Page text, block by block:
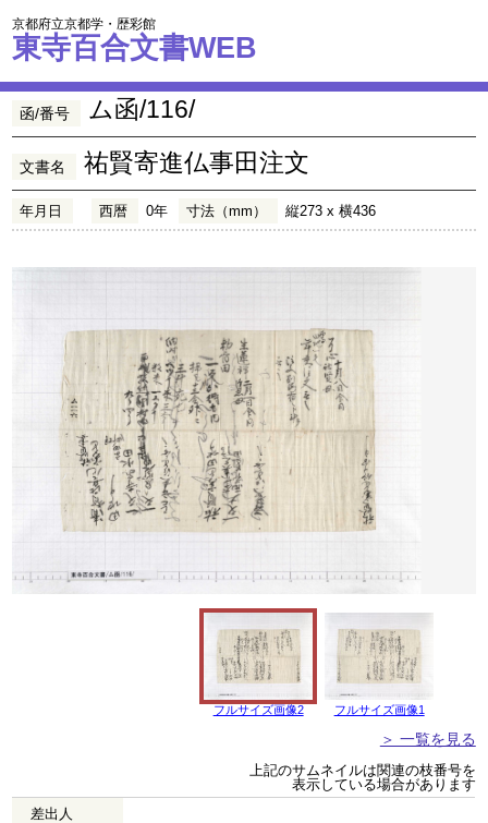
京都府立京都学・歴彩館
東寺百合文書WEB
函/番号 ム函/116/
文書名 祐賢寄進仏事田注文
年月日 西暦 0年 寸法（mm） 縦273 x 横436
フルサイズ画像2 フルサイズ画像1
＞ 一覧を見る
上記のサムネイルは関連の枝番号を
表示している場合があります
差出人